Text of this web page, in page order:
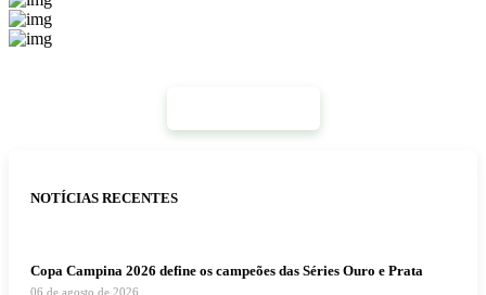
NOTÍCIAS RECENTES
Copa Campina 2026 define os campeões das Séries Ouro e Prata
06 de agosto de 2026